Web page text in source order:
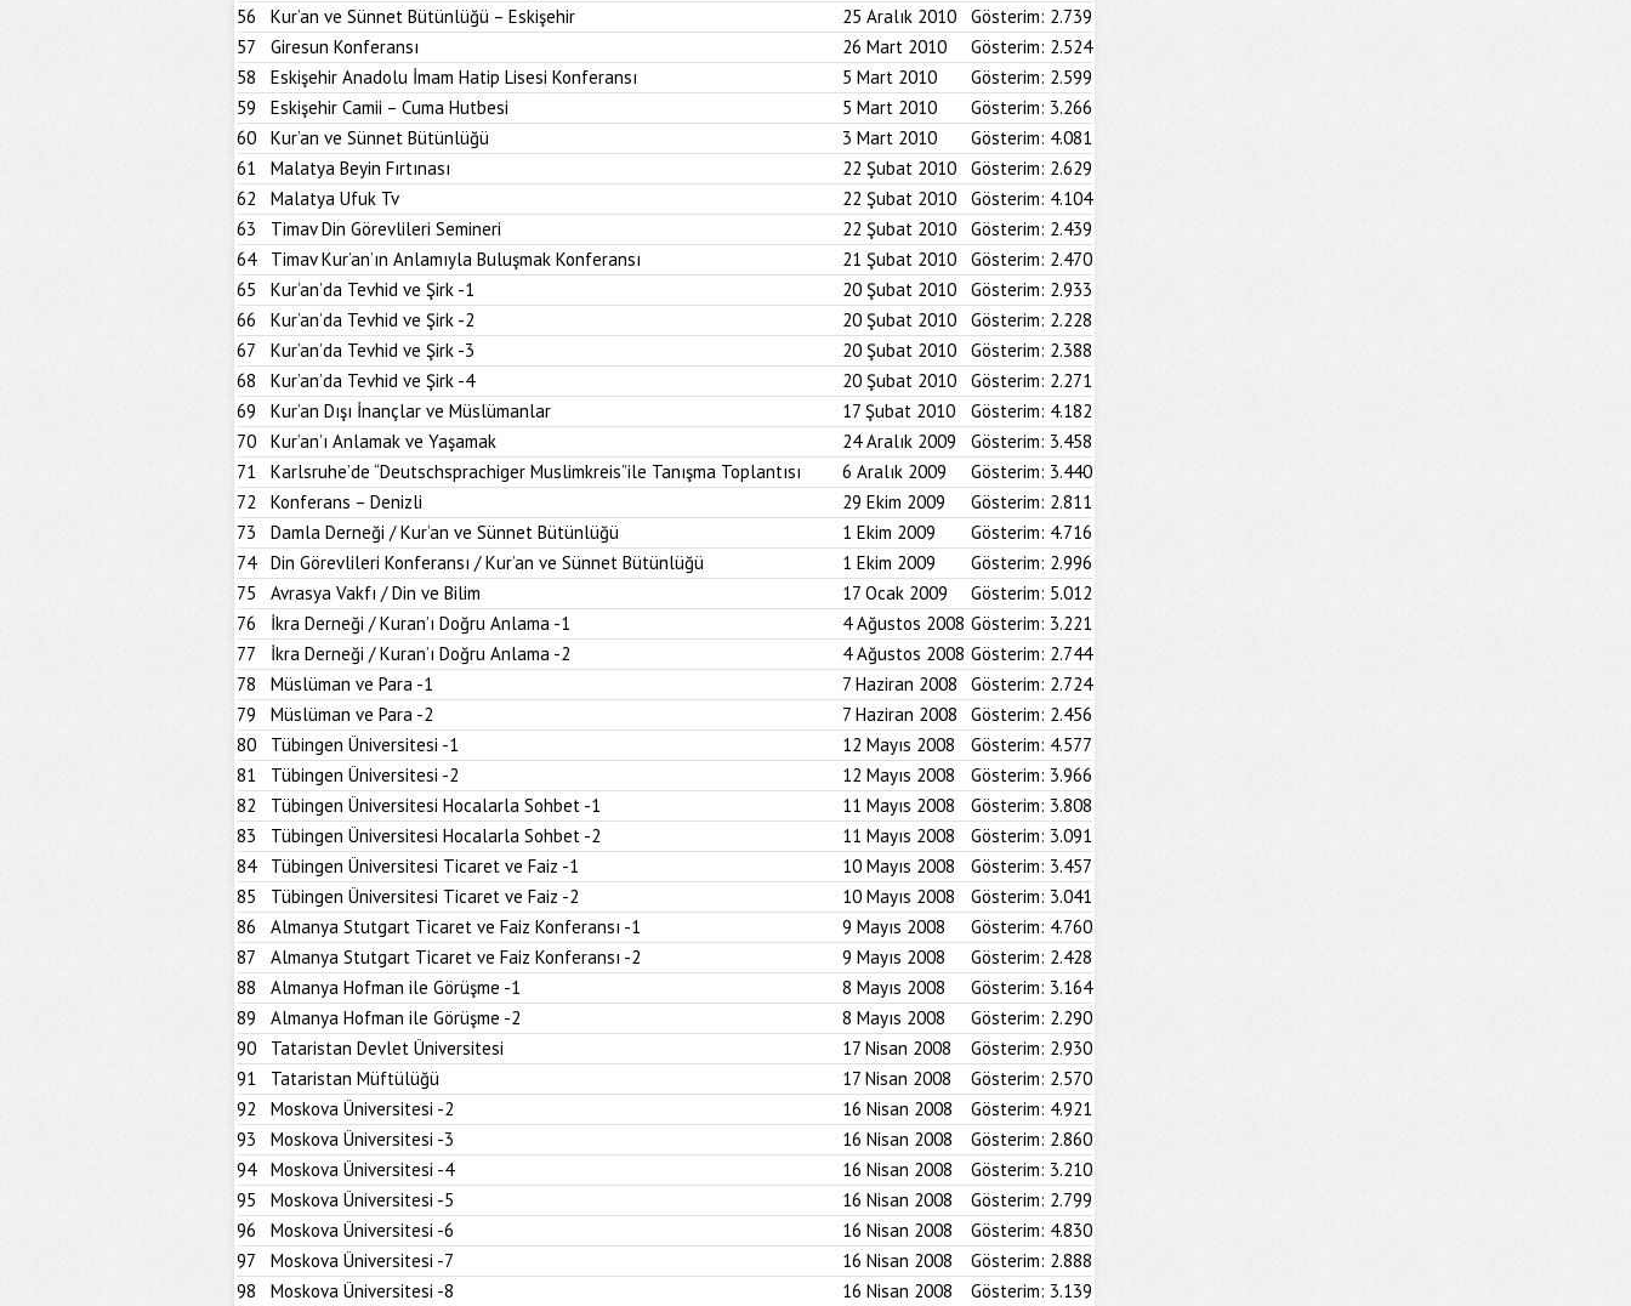
56
Kur’an ve Sünnet Bütünlüğü – Eskişehir 25 Aralık 2010 Gösterim: 2.739
57
Giresun Konferansı 26 Mart 2010 Gösterim: 2.524
58
Eskişehir Anadolu İmam Hatip Lisesi Konferansı 5 Mart 2010 Gösterim: 2.599
59
Eskişehir Camii – Cuma Hutbesi 5 Mart 2010 Gösterim: 3.266
60
Kur’an ve Sünnet Bütünlüğü 3 Mart 2010 Gösterim: 4.081
61
Malatya Beyin Fırtınası 22 Şubat 2010 Gösterim: 2.629
62
Malatya Ufuk Tv 22 Şubat 2010 Gösterim: 4.104
63
Timav Din Görevlileri Semineri 22 Şubat 2010 Gösterim: 2.439
64
Timav Kur’an’ın Anlamıyla Buluşmak Konferansı 21 Şubat 2010 Gösterim: 2.470
65
Kur’an’da Tevhid ve Şirk -1 20 Şubat 2010 Gösterim: 2.933
66
Kur’an’da Tevhid ve Şirk -2 20 Şubat 2010 Gösterim: 2.228
67
Kur’an’da Tevhid ve Şirk -3 20 Şubat 2010 Gösterim: 2.388
68
Kur’an’da Tevhid ve Şirk -4 20 Şubat 2010 Gösterim: 2.271
69
Kur’an Dışı İnançlar ve Müslümanlar 17 Şubat 2010 Gösterim: 4.182
70
Kur’an’ı Anlamak ve Yaşamak 24 Aralık 2009 Gösterim: 3.458
71
Karlsruhe’de “Deutschsprachiger Muslimkreis”ile Tanışma Toplantısı 6 Aralık 2009 Gösterim: 3.440
72
Konferans – Denizli 29 Ekim 2009 Gösterim: 2.811
73
Damla Derneği / Kur’an ve Sünnet Bütünlüğü 1 Ekim 2009 Gösterim: 4.716
74
Din Görevlileri Konferansı / Kur’an ve Sünnet Bütünlüğü 1 Ekim 2009 Gösterim: 2.996
75
Avrasya Vakfı / Din ve Bilim 17 Ocak 2009 Gösterim: 5.012
76
İkra Derneği / Kuran’ı Doğru Anlama -1 4 Ağustos 2008 Gösterim: 3.221
77
İkra Derneği / Kuran’ı Doğru Anlama -2 4 Ağustos 2008 Gösterim: 2.744
78
Müslüman ve Para -1 7 Haziran 2008 Gösterim: 2.724
79
Müslüman ve Para -2 7 Haziran 2008 Gösterim: 2.456
80
Tübingen Üniversitesi -1 12 Mayıs 2008 Gösterim: 4.577
81
Tübingen Üniversitesi -2 12 Mayıs 2008 Gösterim: 3.966
82
Tübingen Üniversitesi Hocalarla Sohbet -1 11 Mayıs 2008 Gösterim: 3.808
83
Tübingen Üniversitesi Hocalarla Sohbet -2 11 Mayıs 2008 Gösterim: 3.091
84
Tübingen Üniversitesi Ticaret ve Faiz -1 10 Mayıs 2008 Gösterim: 3.457
85
Tübingen Üniversitesi Ticaret ve Faiz -2 10 Mayıs 2008 Gösterim: 3.041
86
Almanya Stutgart Ticaret ve Faiz Konferansı -1 9 Mayıs 2008 Gösterim: 4.760
87
Almanya Stutgart Ticaret ve Faiz Konferansı -2 9 Mayıs 2008 Gösterim: 2.428
88
Almanya Hofman ile Görüşme -1 8 Mayıs 2008 Gösterim: 3.164
89
Almanya Hofman ile Görüşme -2 8 Mayıs 2008 Gösterim: 2.290
90
Tataristan Devlet Üniversitesi 17 Nisan 2008 Gösterim: 2.930
91
Tataristan Müftülüğü 17 Nisan 2008 Gösterim: 2.570
92
Moskova Üniversitesi -2 16 Nisan 2008 Gösterim: 4.921
93
Moskova Üniversitesi -3 16 Nisan 2008 Gösterim: 2.860
94
Moskova Üniversitesi -4 16 Nisan 2008 Gösterim: 3.210
95
Moskova Üniversitesi -5 16 Nisan 2008 Gösterim: 2.799
96
Moskova Üniversitesi -6 16 Nisan 2008 Gösterim: 4.830
97
Moskova Üniversitesi -7 16 Nisan 2008 Gösterim: 2.888
98
Moskova Üniversitesi -8 16 Nisan 2008 Gösterim: 3.139